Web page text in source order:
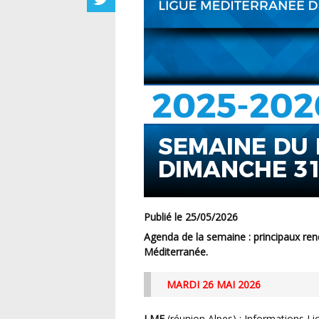
SEMAINE
DIMANCHE
Publié le 25/05/2026
Agenda de la semaine : principaux rendez-vous programmés sur le territoire de la Ligue
Méditerranée.
MARDI 26 MAI 2026